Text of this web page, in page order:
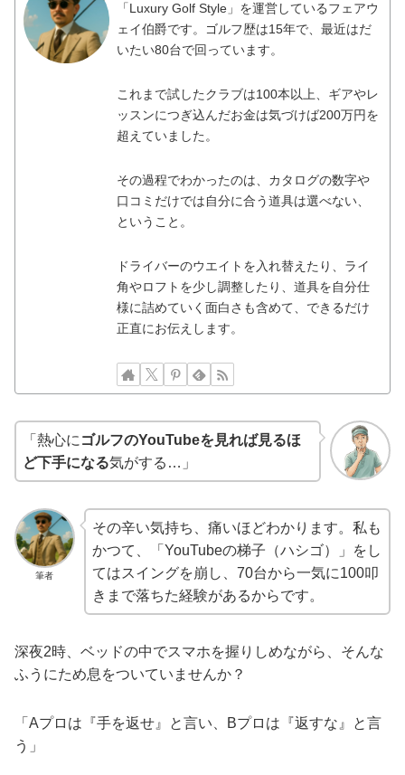
「Luxury Golf Style」を運営しているフェアウ
ェイ伯爵です。ゴルフ歴は15年で、最近はだ
いたい80台で回っています。
これまで試したクラブは100本以上、ギアやレ
ッスンにつぎ込んだお金は気づけば200万円を
超えていました。
その過程でわかったのは、カタログの数字や
口コミだけでは自分に合う道具は選べない、
ということ。
ドライバーのウエイトを入れ替えたり、ライ
角やロフトを少し調整したり、道具を自分仕
様に詰めていく面白さも含めて、できるだけ
正直にお伝えします。
「熱心に ゴルフのYouTubeを見れば見るほ
ど下手になる気がする…」
筆者
その辛い気持ち、痛いほどわかります。私も
かつて、「YouTubeの梯子（ハシゴ）」をし
てはスイングを崩し、70台から一気に100叩
きまで落ちた経験があるからです。
深夜2時、ベッドの中でスマホを握りしめながら、そんな
ふうにため息をついていませんか？
「Aプロは『手を返せ』と言い、Bプロは『返すな』と言
う」